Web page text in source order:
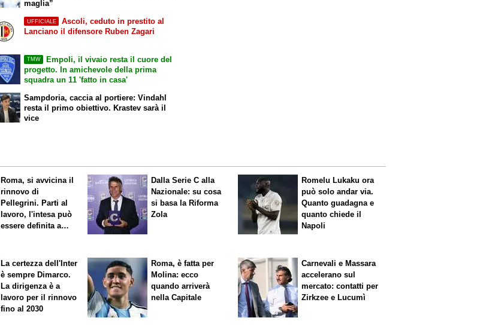
maglia”
UFFICIALE
Ascoli, ceduto in prestito al
Lanciano il difensore Ruben Zagari
TMW
Empoli, il vivaio resta il cuore del
progetto. In amichevole della prima
squadra un 11 'fatto in casa'
Sampdoria, caccia al portiere: Vindahl
resta il primo obiettivo. Krastev sarà il
vice
Roma, si avvicina il
rinnovo di
Pellegrini. Parti al
lavoro, l'intesa può
essere definita a
Dalla Serie C alla
Nazionale: su cosa
si basa la Riforma
Zola
Romelu Lukaku ora
può solo andar via.
Quanto guadagna e
quanto chiede il
Napoli
La certezza dell'Inter
è sempre Dimarco.
La dirigenza è a
lavoro per il rinnovo
fino al 2030
Roma, è fatta per
Molina: ecco
quando arriverà
nella Capitale
Carnevali e Massara
accelerano sul
mercato: contatti per
Zirkzee e Lucumì